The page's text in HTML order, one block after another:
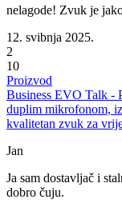
nelagode! Zvuk je
12. svibnja 2025.
2
10
Proizvod
Business EVO Talk -
duplim mikrofonom,
kvalitetan zvuk za
Jan
Ja sam dostavljač i
dobro čuju.